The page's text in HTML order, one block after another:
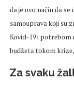
da je ovo način da
samouprava koji su
Kovid-19 i potrebom
budžeta tokom
Za svaku